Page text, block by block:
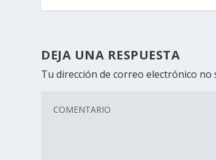
DEJA UNA RESPUESTA
Tu dirección de correo electrónico no